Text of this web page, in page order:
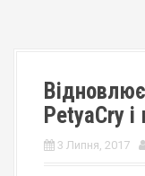
PetyaCry
3 Липня, 2017